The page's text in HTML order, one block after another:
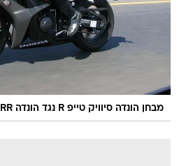
מבחן הונדה סיוויק טייפ R נגד הונדה CBR600RR